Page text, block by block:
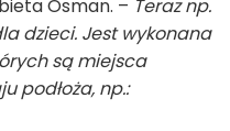
Osman. – Teraz np.
dzieci. Jest wykonana
są miejsca
podłoża, np.: